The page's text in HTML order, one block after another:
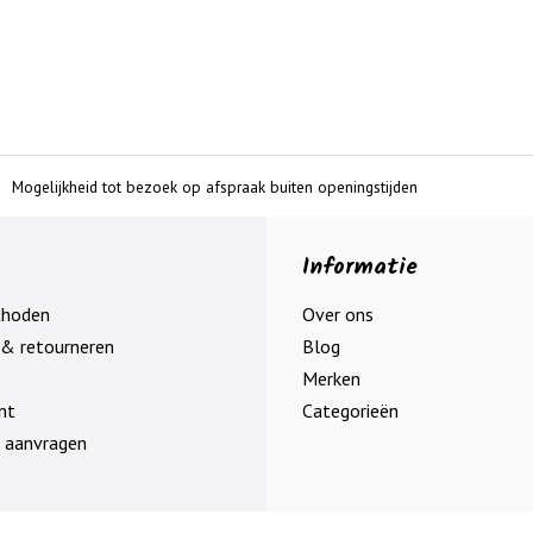
Mogelijkheid tot bezoek op afspraak buiten openingstijden
retourneren
Informatie
Over ons
Blog
Merken
Categorieën